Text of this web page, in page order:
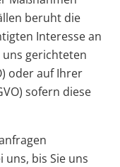
beruht die
Interesse an
gerichteten
oder auf Ihrer
sofern diese
bis Sie uns